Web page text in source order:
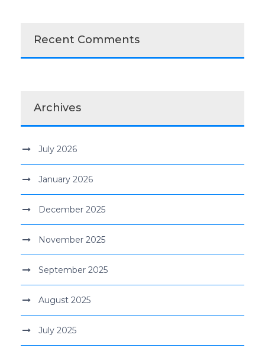
Recent Comments
Archives
July 2026
January 2026
December 2025
November 2025
September 2025
August 2025
July 2025